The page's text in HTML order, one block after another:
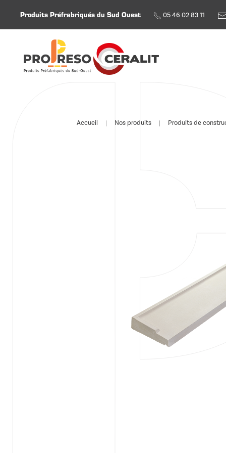
Produits Préfrabriqués du Sud Ouest 05 46 02 83 11
Accueil Nos produits Produits de